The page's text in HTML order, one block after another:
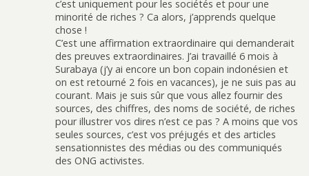
c’est uniquement pour les sociétés et pour une
minorité de riches ? Ca alors, j’apprends quelque
chose !
C’est une affirmation extraordinaire qui demanderait
des preuves extraordinaires. J’ai travaillé 6 mois à
Surabaya (j’y ai encore un bon copain indonésien et
on est retourné 2 fois en vacances), je ne suis pas au
courant. Mais je suis sûr que vous allez fournir des
sources, des chiffres, des noms de société, de riches
pour illustrer vos dires n’est ce pas ? A moins que vos
seules sources, c’est vos préjugés et des articles
sensationnistes des médias ou des communiqués
des ONG activistes.